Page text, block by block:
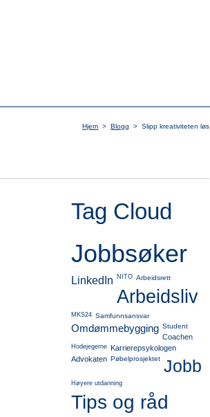
Hjem > Blogg > Slipp kreativiteten løs
Tag Cloud
Jobbsøker
LinkedIn NITO Arbeidsrett
Arbeidsliv
MKS24 Samfunnsansvar
Omdømmebygging Student
Coachen
Hodejegerne
Karrierepsykologen
Advokaten Pøbelprosjektet Jobb
Høyere utdanning
Tips og råd